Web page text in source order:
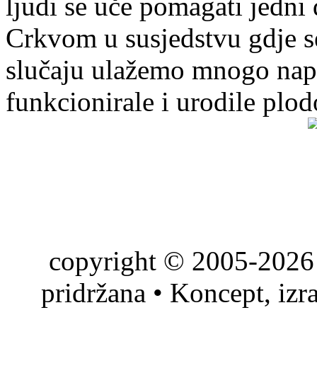
ljudi se uče pomagati
Crkvom u susjedstvu gdje
slučaju ulažemo mnogo
funkcionirale i urodile
copyright © 2005-
pridržana • Koncept,